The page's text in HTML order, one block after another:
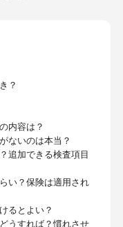
？
内容は？
ないのは本当？
追加できる検査項目
い？保険は適用され
るとよい？
うすれば？慣れさせ